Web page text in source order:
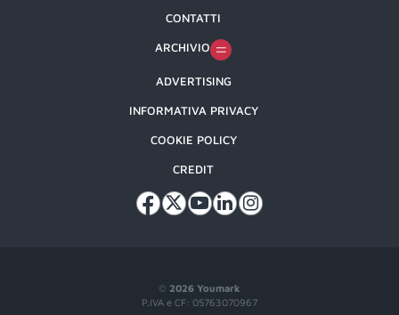
© 2026 Youmark
P.IVA e CF: 05763070967
CONTATTI
ARCHIVIO
ADVERTISING
INFORMATIVA PRIVACY
COOKIE POLICY
CREDIT